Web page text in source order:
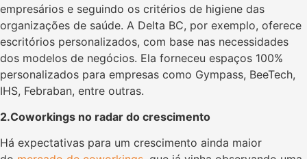
empresários e seguindo os critérios de higiene das
organizações de saúde. A Delta BC, por exemplo, oferece
escritórios personalizados, com base nas necessidades
dos modelos de negócios. Ela forneceu espaços 100%
personalizados para empresas como Gympass, BeeTech,
IHS, Febraban, entre outras.
2.Coworkings no radar do crescimento
Há expectativas para um crescimento ainda maior